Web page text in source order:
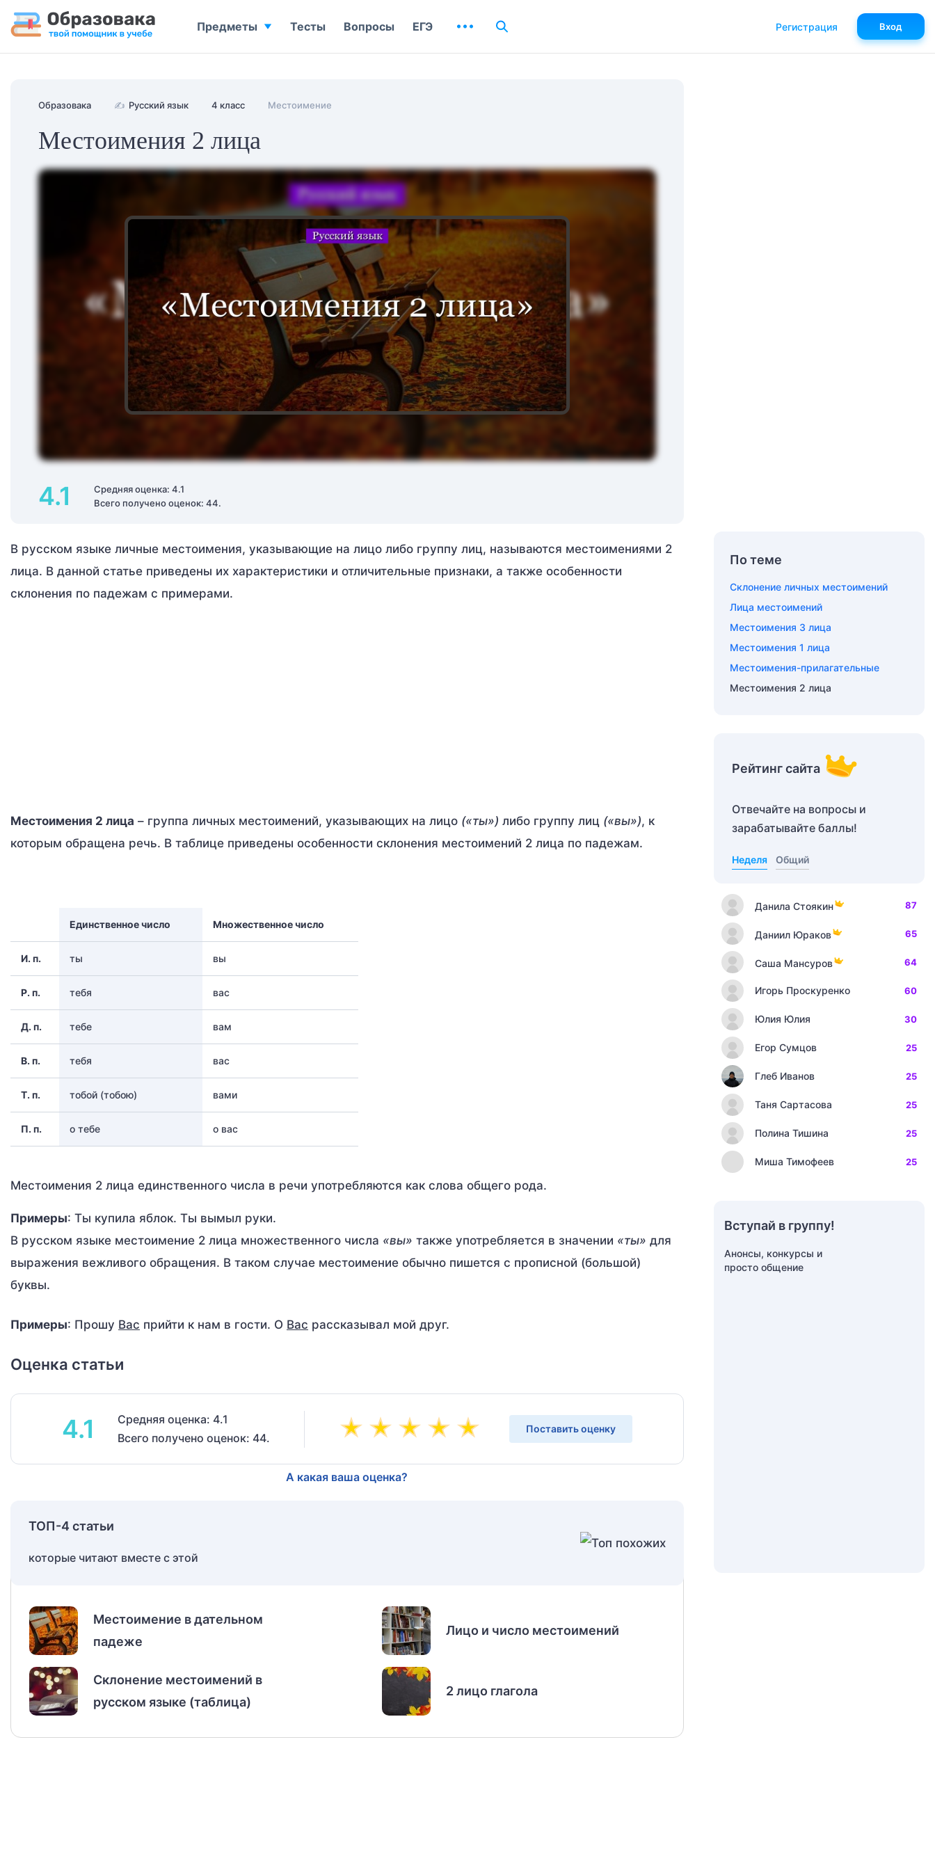
Образовака ✍ Русский язык 4 класс Местоимение
Местоимения 2 лица
4.1
Средняя оценка: 4.1
Всего получено оценок: 44.
В русском языке личные местоимения, указывающие на лицо либо группу лиц, называются местоимениями 2
лица. В данной статье приведены их характеристики и отличительные признаки, а также особенности
склонения по падежам с примерами.
Местоимения 2 лица – группа личных местоимений, указывающих на лицо («ты») либо группу лиц («вы»), к
которым обращена речь. В таблице приведены особенности склонения местоимений 2 лица по падежам.
Единственное число Множественное число
И. п. ты вы
Р. п. тебя вас
Д. п. тебе вам
В. п. тебя вас
Т. п. тобой (тобою) вами
П. п. о тебе о вас
Местоимения 2 лица единственного числа в речи употребляются как слова общего рода.
Примеры: Ты купила яблок. Ты вымыл руки.
В русском языке местоимение 2 лица множественного числа «вы» также употребляется в значении «ты» для
выражения вежливого обращения. В таком случае местоимение обычно пишется с прописной (большой)
буквы.
Примеры: Прошу Вас прийти к нам в гости. О Вас рассказывал мой друг.
Оценка статьи
4.1
Средняя оценка: 4.1
Всего получено оценок: 44.
Поставить оценку
А какая ваша оценка?
ТОП-4 статьи
которые читают вместе с этой
Местоимение в дательном
падеже
Лицо и число местоимений
Склонение местоимений в
русском языке (таблица)
2 лицо глагола
По теме
Склонение личных местоимений
Лица местоимений
Местоимения 3 лица
Местоимения 1 лица
Местоимения-прилагательные
Местоимения 2 лица
Рейтинг сайта
Отвечайте на вопросы и
зарабатывайте баллы!
Неделя Общий
Данила Стоякин 87
Даниил Юраков 65
Саша Мансуров 64
Игорь Проскуренко 60
Юлия Юлия 30
Егор Сумцов 25
Глеб Иванов 25
Таня Сартасова 25
Полина Тишина 25
Миша Тимофеев 25
Вступай в группу!
Анонсы, конкурсы и
просто общение
Предметы Тесты Вопросы ЕГЭ Регистрация Вход